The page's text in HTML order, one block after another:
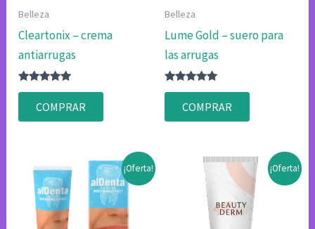
Belleza
Cleartonix – crema
antiarrugas
Valorado
4.83
de 5
COMPRAR
Belleza
Lume Gold – suero para
las arrugas
Valorado
4.75
de 5
COMPRAR
¡Oferta! ¡Oferta!